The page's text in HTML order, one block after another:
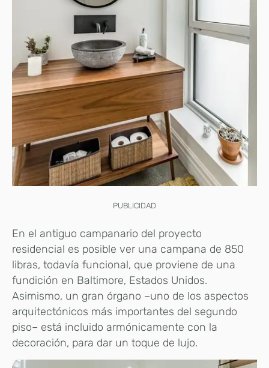
PUBLICIDAD
En el antiguo campanario del proyecto
residencial es posible ver una campana de 850
libras, todavía funcional, que proviene de una
fundición en Baltimore, Estados Unidos.
Asimismo, un gran órgano –uno de los aspectos
arquitectónicos más importantes del segundo
piso– está incluido armónicamente con la
decoración, para dar un toque de lujo.